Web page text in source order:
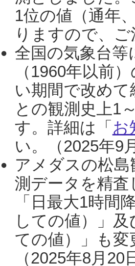
1位の値（通年
りますので、
全国の気象台
（1960年以前
い期間で改め
との観測史上1
す。詳細は「 お
い。（2025年9
アメダスの松
測データを精
「日最大1時間
しての値）」
ての値）」も
（2025年8月20